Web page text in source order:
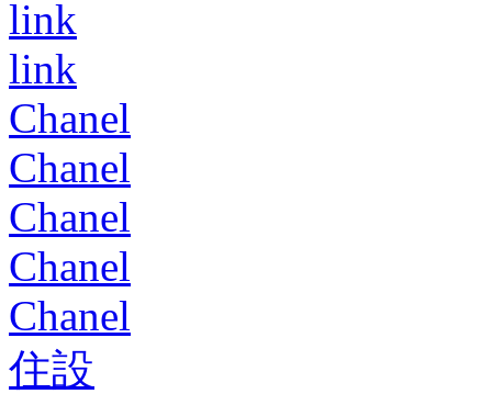
link
link
Chanel
Chanel
Chanel
Chanel
Chanel
住設